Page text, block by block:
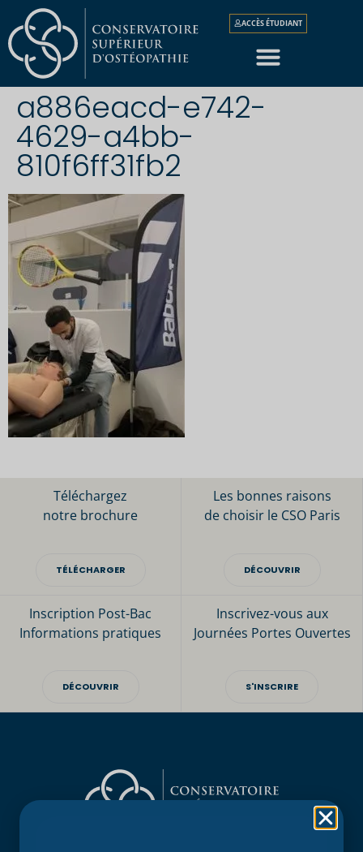
ACCÈS ÉTUDIANT
a886eacd-e742-
4629-a4bb-
810f6ff31fb2
Téléchargez
notre brochure
TÉLÉCHARGER
Les bonnes raisons
de choisir le CSO Paris
DÉCOUVRIR
Inscription Post-Bac
Informations pratiques
DÉCOUVRIR
Inscrivez-vous aux
Journées Portes Ouvertes
S'INSCRIRE